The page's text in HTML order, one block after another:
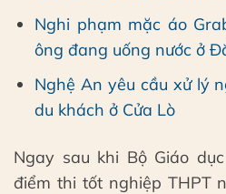
Nghi phạm mặc áo
ông đang uống nước ở
Nghệ An yêu cầu xử lý
du khách ở Cửa Lò
Ngay sau khi Bộ Giáo
điểm thi tốt nghiệp THPT